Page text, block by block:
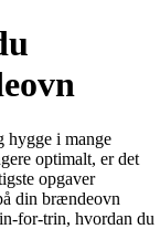
i mange
optimalt, er det
opgaver
din brændeovn
for-trin, hvordan du